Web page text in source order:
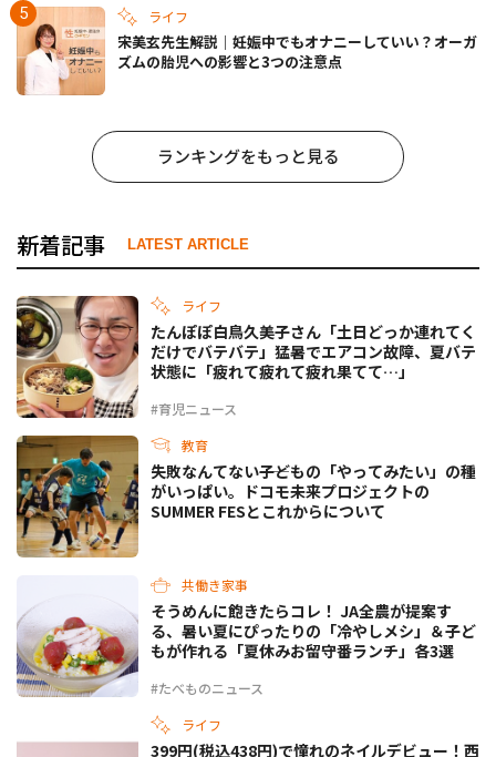
ライフ
宋美玄先生解説｜妊娠中でもオナニーしていい？オーガ
ズムの胎児への影響と3つの注意点
ランキングをもっと見る
新着記事 LATEST ARTICLE
ライフ
#育児ニュース
たんぽぽ白鳥久美子さん「土日どっか連れてく
だけでバテバテ」猛暑でエアコン故障、夏バテ
状態に「疲れて疲れて疲れ果てて…」
教育
失敗なんてない――子どもの「やってみたい」の種
がいっぱい。ドコモ未来プロジェクトの
SUMMER FESとこれからについて
共働き家事
#たべものニュース
そうめんに飽きたらコレ！ JA全農が提案す
る、暑い夏にぴったりの「冷やしメシ」＆子ど
もが作れる「夏休みお留守番ランチ」各3選
ライフ
399円(税込438円)で憧れのネイルデビュー！西